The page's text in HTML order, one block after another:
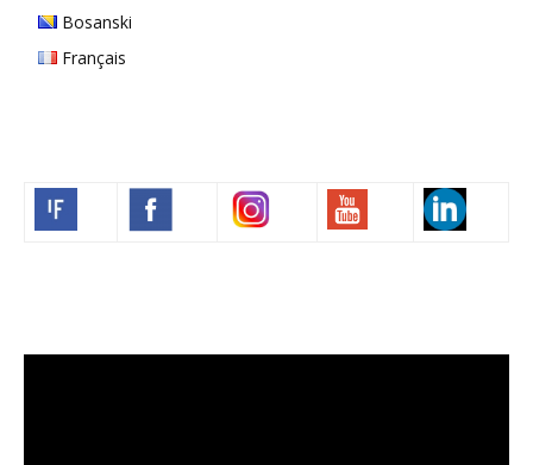
Bosanski
Français